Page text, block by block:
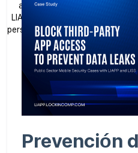
aplicaciones móviles de
LIAPP y LISS, que previenen
personal sensible al impedir el
Prevención